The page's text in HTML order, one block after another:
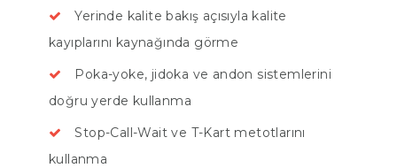
Yerinde kalite bakış açısıyla kalite
kayıplarını kaynağında görme
Poka-yoke, jidoka ve andon sistemlerini
doğru yerde kullanma
Stop-Call-Wait ve T-Kart metotlarını
kullanma